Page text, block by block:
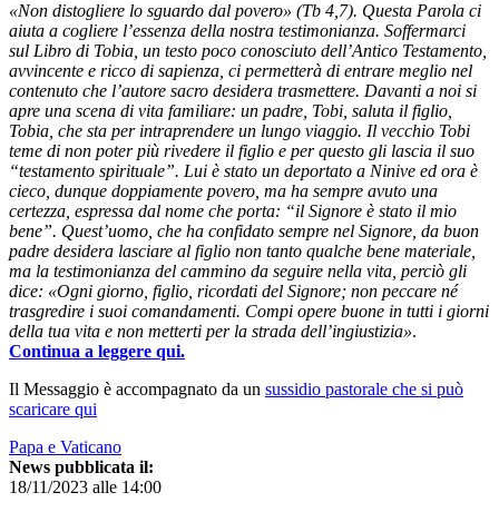
«Non distogliere lo sguardo dal povero» (Tb 4,7). Questa Parola ci
aiuta a cogliere l’essenza della nostra testimonianza. Soffermarci
sul Libro di Tobia, un testo poco conosciuto dell’Antico Testamento,
avvincente e ricco di sapienza, ci permetterà di entrare meglio nel
contenuto che l’autore sacro desidera trasmettere. Davanti a noi si
apre una scena di vita familiare: un padre, Tobi, saluta il figlio,
Tobia, che sta per intraprendere un lungo viaggio. Il vecchio Tobi
teme di non poter più rivedere il figlio e per questo gli lascia il suo
“testamento spirituale”. Lui è stato un deportato a Ninive ed ora è
cieco, dunque doppiamente povero, ma ha sempre avuto una
certezza, espressa dal nome che porta: “il Signore è stato il mio
bene”. Quest’uomo, che ha confidato sempre nel Signore, da buon
padre desidera lasciare al figlio non tanto qualche bene materiale,
ma la testimonianza del cammino da seguire nella vita, perciò gli
dice: «Ogni giorno, figlio, ricordati del Signore; non peccare né
trasgredire i suoi comandamenti. Compi opere buone in tutti i giorni
della tua vita e non metterti per la strada dell’ingiustizia».
Continua a leggere qui.
Il Messaggio è accompagnato da un sussidio pastorale che si può
scaricare qui
Papa e Vaticano
News pubblicata il:
18/11/2023 alle 14:00